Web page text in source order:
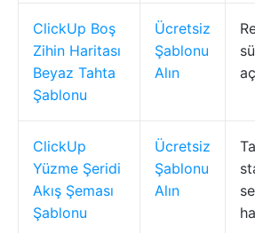
ClickUp Boş
Zihin Haritası
Beyaz Tahta
Şablonu
Ücretsiz
Şablonu
Alın
ClickUp
Yüzme Şeridi
Akış Şeması
Şablonu
Ücretsiz
Şablonu
Alın